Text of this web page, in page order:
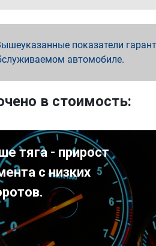
показатели
автомобиле.
в стоимость:
тяга - прирост
с низких